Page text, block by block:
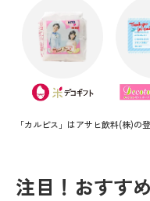
「カルピス」はアサヒ飲料(株)の
注目！おすす